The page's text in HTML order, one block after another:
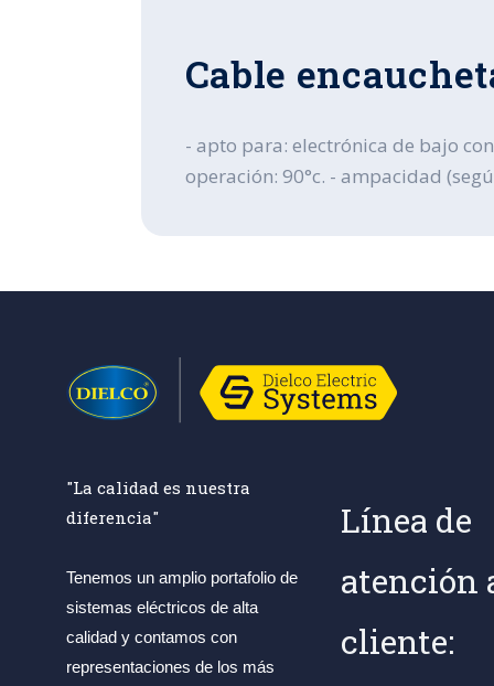
Cable
- apto para: electrónica de bajo
operación: 90°c. - ampacidad
"La calidad es nuestra
diferencia"
Tenemos un amplio portafolio de
sistemas eléctricos de alta
calidad y contamos con
representaciones de los más
Línea de
atención
cliente: